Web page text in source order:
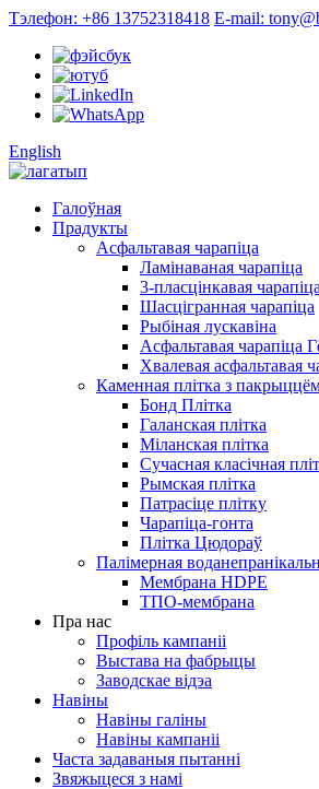
Тэлефон: +86 13752318418 E-mail:
English
Галоўная
Прадукты
Асфальтавая чарапіца
Ламінаваная чарапіца
3-пласцінкавая чарапіца
Шасцігранная чарапіца
Рыбіная лускавіна
Асфальтавая чарапіца
Хвалевая асфальтавая
Каменная плітка з
Бонд Плітка
Галанская плітка
Міланская плітка
Сучасная класічная
Рымская плітка
Патрасіце плітку
Чарапіца-гонта
Плітка Цюдораў
Палімерная
Мембрана HDPE
ТПО-мембрана
Пра нас
Профіль кампаніі
Выстава на фабрыцы
Заводскае відэа
Навіны
Навіны галіны
Навіны кампаніі
Часта задаваныя пытанні
Звяжыцеся з намі